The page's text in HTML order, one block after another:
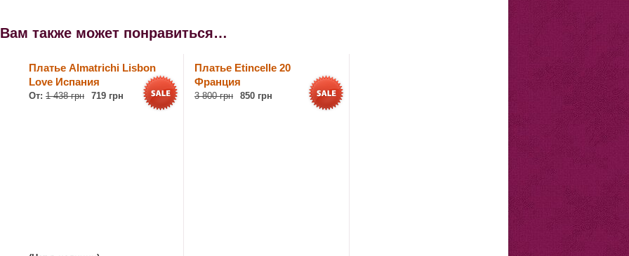
Вам также может понравиться…
Платье Almatrichi Lisbon
Love Испания
От: 1 438 грн 719 грн
Платье Etincelle 20
Франция
3 800 грн 850 грн